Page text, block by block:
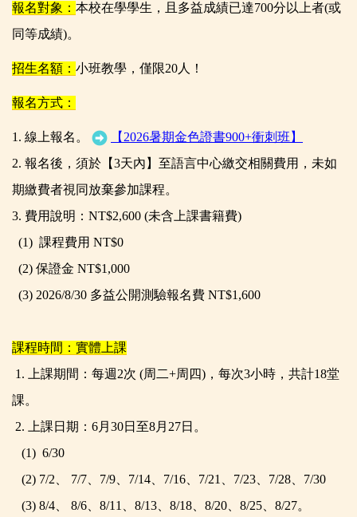
報名對象： 本校在學學生，且多益成績已達700分以上者(或
同等成績)。
招生名額： 小班教學，僅限20人！
報名方式：
1. 線上報名。
【2026暑期金色證書900+衝刺班】
2. 報名後，須於【3天內】至語言中心繳交相關費用，未如
期繳費者視同放棄參加課程。
3. 費用說明：NT$2,600 (未含上課書籍費)
(1) 課程費用 NT$0
(2) 保證金 NT$1,000
(3) 2026/8/30 多益公開測驗報名費 NT$1,600
課程時間： 實體上課
1.
上課期間：每週2次 (周二+周四)，每次3小時，共計18堂
課。
2.
上課日期：6月30日至8月27日。
(1) 6/30
(2) 7/2、 7/7 、7/9 、7/14 、7/16 、7/21 、7/23 、7/28 、7/30
(3) 8/4、 8/6 、8/11 、8/13 、8/18 、8/20 、8/25 、8/27。